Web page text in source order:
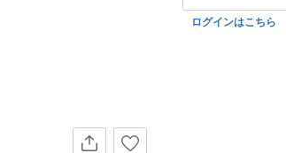
ログインはこちら